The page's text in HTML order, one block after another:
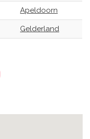
Apeldoorn
Gelderland